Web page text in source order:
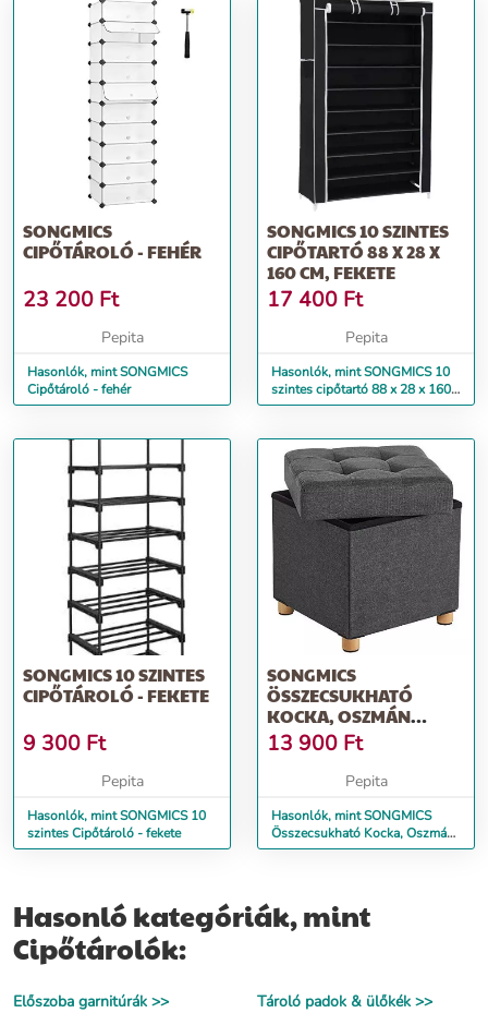
SONGMICS
CIPŐTÁROLÓ - FEHÉR
23 200 Ft
Pepita
Hasonlók, mint SONGMICS
Cipőtároló - fehér
SONGMICS 10 SZINTES
CIPŐTARTÓ 88 X 28 X
160 CM, FEKETE
17 400 Ft
Pepita
Hasonlók, mint SONGMICS 10
szintes cipőtartó 88 x 28 x 160
cm, fekete
SONGMICS 10 SZINTES
CIPŐTÁROLÓ - FEKETE
9 300 Ft
Pepita
Hasonlók, mint SONGMICS 10
szintes Cipőtároló - fekete
SONGMICS
ÖSSZECSUKHATÓ
KOCKA, OSZMÁN
TÁROLÓ, LÁBTARTÓ FA
LÁBAKKAL...
13 900 Ft
Pepita
Hasonlók, mint SONGMICS
Összecsukható Kocka, Oszmán
Tároló, Lábtartó Fa Lábakkal...
Hasonló kategóriák, mint
Cipőtárolók:
Előszoba garnitúrák >> Tároló padok & ülőkék >>